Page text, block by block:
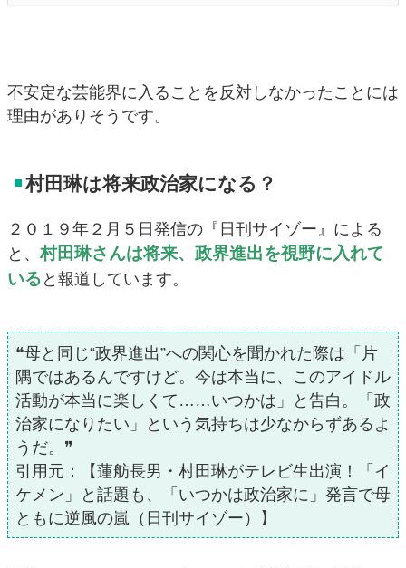
不安定な芸能界に入ることを反対しなかったことには
理由がありそうです。
村田琳は将来政治家になる？
２０１９年２月５日発信の『日刊サイゾー』による
と、村田琳さんは将来、政界進出を視野に入れて
いる と報道しています。
❝母と同じ“政界進出”への関心を聞かれた際は「片
隅ではあるんですけど。今は本当に、このアイドル
活動が本当に楽しくて……いつかは」と告白。「政
治家になりたい」という気持ちは少なからずあるよ
うだ。❞
引用元：【蓮舫長男・村田琳がテレビ生出演！「イ
ケメン」と話題も、「いつかは政治家に」発言で母
ともに逆風の嵐（日刊サイゾー）】